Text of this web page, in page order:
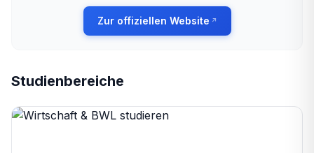
Zur offiziellen Website
Studienbereiche